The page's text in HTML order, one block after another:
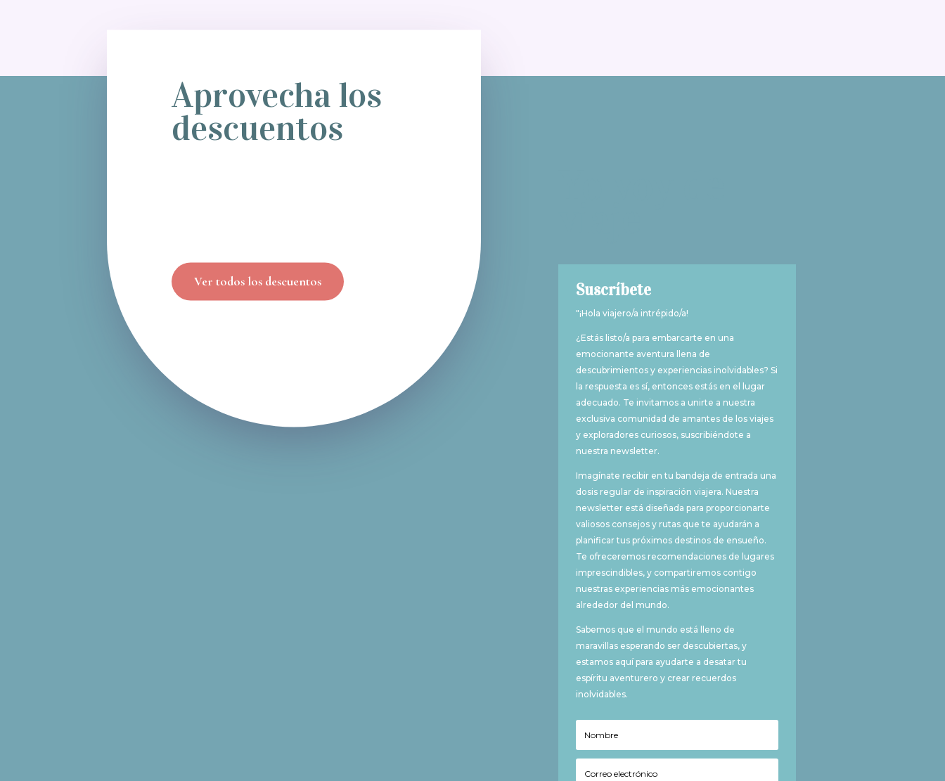
Aprovecha los
descuentos
Ver todos los descuentos Suscríbete
"¡Hola viajero/a intrépido/a!
¿Estás listo/a para embarcarte en una
emocionante aventura llena de
descubrimientos y experiencias inolvidables? Si
la respuesta es sí, entonces estás en el lugar
adecuado. Te invitamos a unirte a nuestra
exclusiva comunidad de amantes de los viajes
y exploradores curiosos, suscribiéndote a
nuestra newsletter.
Imagínate recibir en tu bandeja de entrada una
dosis regular de inspiración viajera. Nuestra
newsletter está diseñada para proporcionarte
valiosos consejos y rutas que te ayudarán a
planificar tus próximos destinos de ensueño.
Te ofreceremos recomendaciones de lugares
imprescindibles, y compartiremos contigo
nuestras experiencias más emocionantes
alrededor del mundo.
Sabemos que el mundo está lleno de
maravillas esperando ser descubiertas, y
estamos aquí para ayudarte a desatar tu
espíritu aventurero y crear recuerdos
inolvidables.